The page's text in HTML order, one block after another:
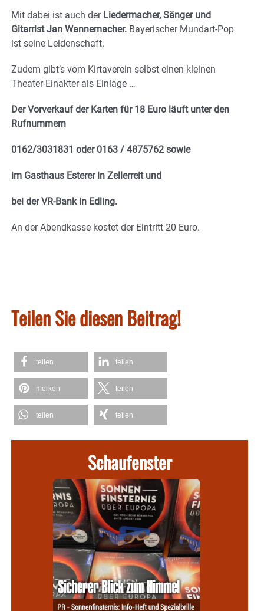
Mit dabei ist auch der Liedermacher, Sänger und
Gitarrist Jan Wannemacher. Bayerischer Mundart-Pop
ist seine Leidenschaft.
Zudem gibt’s vom Kirtaverein selbst einen kleinen
Theater-Einakter als Einlage …
Der Vorverkauf der Karten für 18 Euro läuft unter den
Rufnummern
0162/3031831 oder 0163 / 4875762 sowie
im Gasthaus Esterer in Zellerreit und
bei der VR-Bank in Edling.
An der Abendkasse kostet der Eintritt 20 Euro.
Teilen Sie diesen Beitrag!
teilen teilen
merken teilen
teilen teilen
Schaufenster